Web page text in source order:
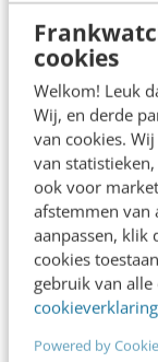
cookies
Welkom! Leuk
Wij, en derde
van cookies.
van
ook voor
afstemmen van
aanpassen, klik
cookies
gebruik van alle
cookieverklaring
Powered by
analyseren
vanuit
gerelateerd
Met huidige
inzichtelijk te
interessant
verkeer ook
omzet.
Het kan